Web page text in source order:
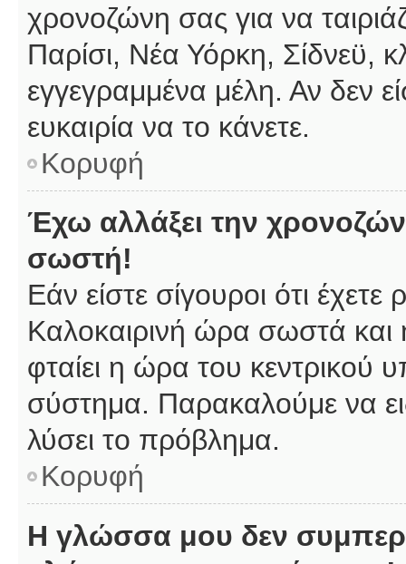
χρονοζώνη σας για να
Παρίσι, Νέα Υόρκη, Σίδνεϋ,
εγγεγραμμένα μέλη. Αν δεν
ευκαιρία να το κάνετε.
Κορυφή
Έχω αλλάξει την
σωστή!
Εάν είστε σίγουροι ότι
Καλοκαιρινή ώρα σωστά και
φταίει η ώρα του κεντρικού
σύστημα. Παρακαλούμε να
λύσει το πρόβλημα.
Κορυφή
Η γλώσσα μου δεν